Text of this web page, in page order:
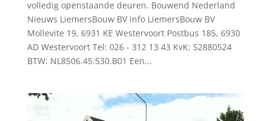
volledig openstaande deuren. Bouwend Nederland
Nieuws LiemersBouw BV info LiemersBouw BV
Mollevite 19, 6931 KE Westervoort Postbus 185, 6930
AD Westervoort Tel: 026 - 312 13 43 KvK: 52880524
BTW: NL8506.45.530.B01 Een...